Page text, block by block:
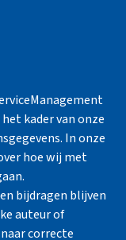
kader van onze
In onze
hoe wij met
bijdragen blijven
auteur of
correcte